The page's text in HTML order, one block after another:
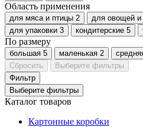
Область применения
для мяса и птицы 2 для овощей и
для упаковки 3 кондитерские 5
По размеру
большая 5 маленькая 2
Сбросить
Выберите фильтры
Фильтр
Выберите фильтры
Каталог товаров
Картонные коробки